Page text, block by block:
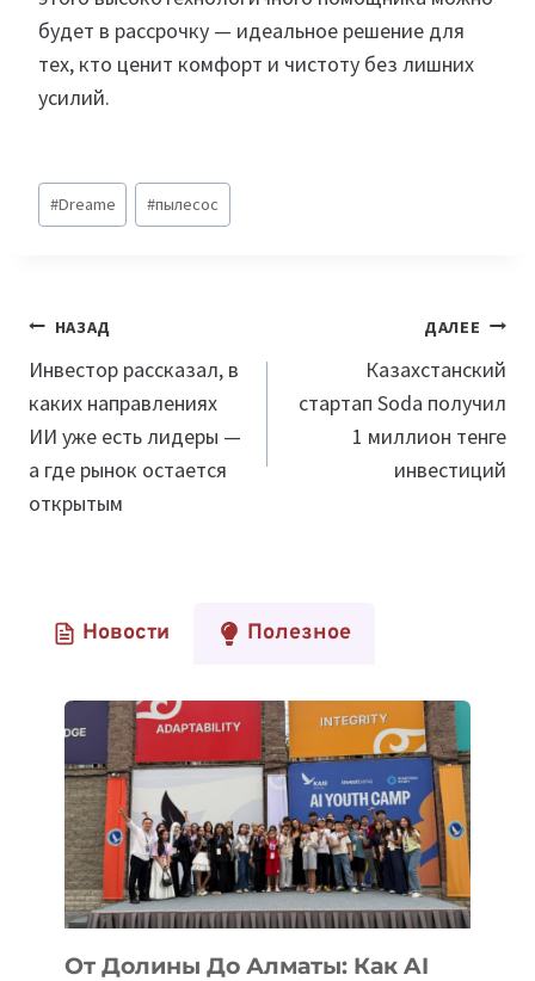
будет в рассрочку — идеальное решение для
тех, кто ценит комфорт и чистоту без лишних
усилий.
Метки
записи:
#Dreame #пылесос
Навигация
по
записям
НАЗАД
Инвестор рассказал, в
каких направлениях
ИИ уже есть лидеры —
а где рынок остается
открытым
ДАЛЕЕ
Казахстанский
стартап Soda получил
1 миллион тенге
инвестиций
Новости Полезное
От Долины До Алматы: Как AI